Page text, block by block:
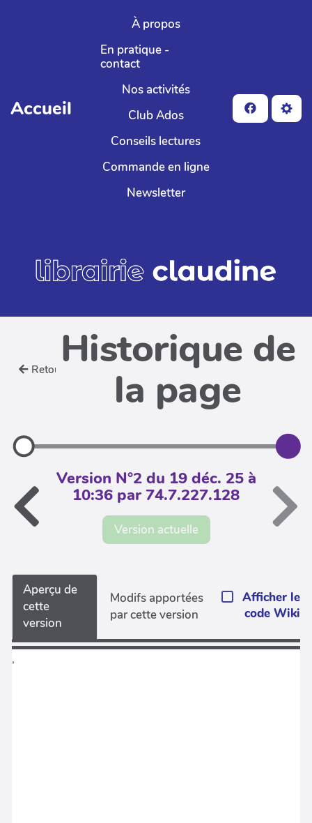
Aller au contenu principal
Accueil
À propos
En pratique -
contact
Nos activités
Club Ados
Conseils lectures
Commande en ligne
Newsletter
Retour Historique de
la page
Version N°2 du 19 déc. 25 à
10:36 par 74.7.227.128
Version actuelle
Aperçu de
cette
version
Modifs apportées
par cette version
Afficher le
code Wiki